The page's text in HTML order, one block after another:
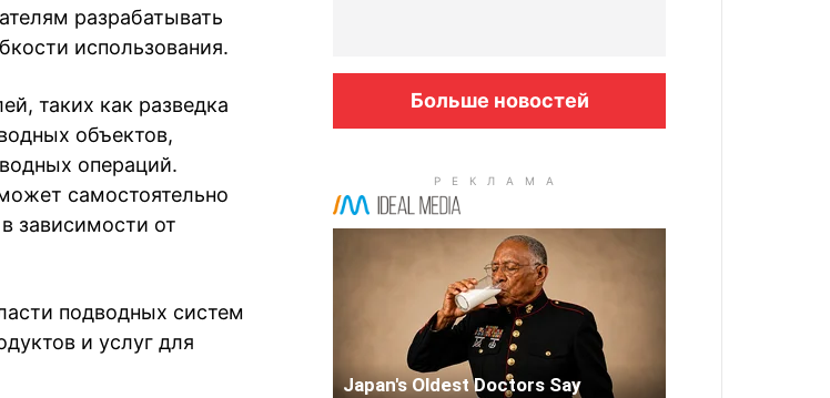
разрабатывать
использования.
таких как разведка
объектов,
операций.
самостоятельно
зависимости от
подводных систем
и услуг для
Больше новостей